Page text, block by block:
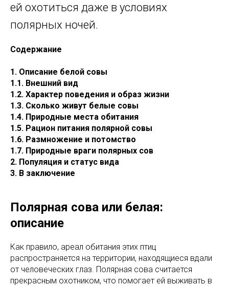
ей охотиться даже в условиях
полярных ночей.
Содержание
1. Описание белой совы
1.1. Внешний вид
1.2. Характер поведения и образ жизни
1.3. Сколько живут белые совы
1.4. Природные места обитания
1.5. Рацион питания полярной совы
1.6. Размножение и потомство
1.7. Природные враги полярных сов
2. Популяция и статус вида
3. В заключение
Полярная сова или белая:
описание
Как правило, ареал обитания этих птиц
распространяется на территории, находящиеся вдали
от человеческих глаз. Полярная сова считается
прекрасным охотником, что помогает ей выживать в